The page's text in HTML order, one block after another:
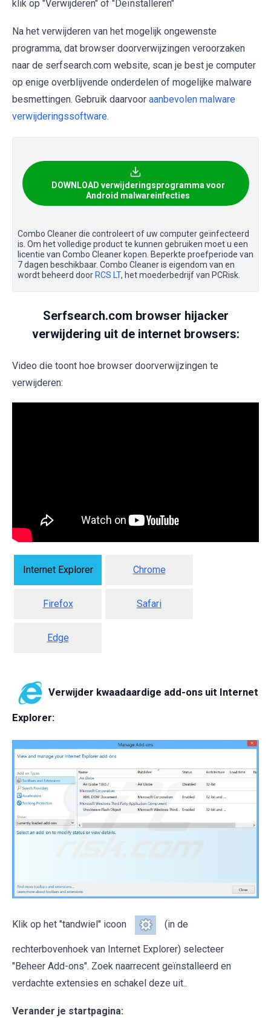
klik op "Verwijderen" of "Deïnstalleren"
Na het verwijderen van het mogelijk ongewenste
programma, dat browser doorverwijzingen veroorzaken
naar de serfsearch.com website, scan je best je computer
op enige overblijvende onderdelen of mogelijke malware
besmettingen. Gebruik daarvoor aanbevolen malware
verwijderingssoftware.
DOWNLOAD verwijderingsprogramma voor
Android malwareinfecties
Combo Cleaner die controleert of uw computer geïnfecteerd
is. Om het volledige product te kunnen gebruiken moet u een
licentie van Combo Cleaner kopen. Beperkte proefperiode van
7 dagen beschikbaar. Combo Cleaner is eigendom van en
wordt beheerd door RCS LT, het moederbedrijf van PCRisk.
Serfsearch.com browser hijacker
verwijdering uit de internet browsers:
Video die toont hoe browser doorverwijzingen te
verwijderen:
Internet Explorer Chrome
Firefox Safari
Edge
Verwijder kwaadaardige add-ons uit Internet
Explorer:
Klik op het "tandwiel" icoon (in de
rechterbovenhoek van Internet Explorer) selecteer
"Beheer Add-ons". Zoek naarrecent geïnstalleerd en
verdachte extensies en schakel deze uit..
Verander je startpagina: